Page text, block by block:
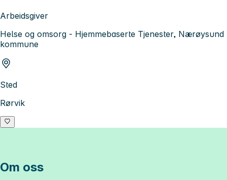
Arbeidsgiver
Helse og omsorg - Hjemmebaserte Tjenester, Nærøysund
kommune
Sted
Rørvik
Om oss